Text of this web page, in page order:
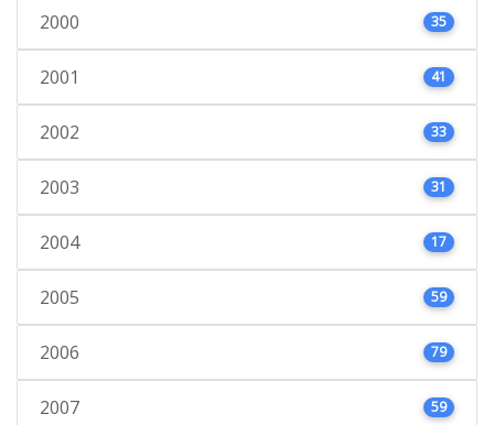
2000 35
2001 41
2002 33
2003 31
2004 17
2005 59
2006 79
2007 59